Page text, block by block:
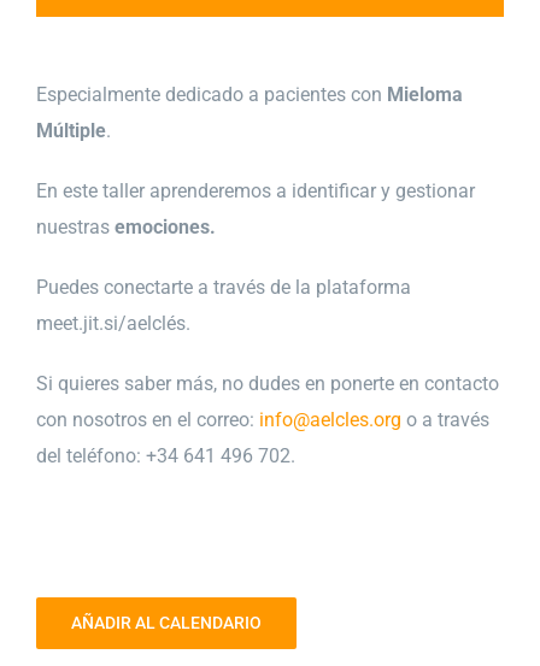
Especialmente dedicado a pacientes con Mieloma
Múltiple.
En este taller aprenderemos a identificar y gestionar
nuestras emociones.
Puedes conectarte a través de la plataforma
meet.jit.si/aelclés.
Si quieres saber más, no dudes en ponerte en contacto
con nosotros en el correo: info@aelcles.org o a través
del teléfono: +34 641 496 702.
AÑADIR AL CALENDARIO